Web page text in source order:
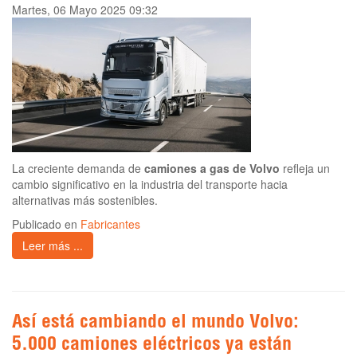
Martes, 06 Mayo 2025 09:32
La creciente demanda de camiones a gas de Volvo refleja un
cambio significativo en la industria del transporte hacia
alternativas más sostenibles.
Publicado en Fabricantes
Leer más ...
Así está cambiando el mundo Volvo:
5.000 camiones eléctricos ya están